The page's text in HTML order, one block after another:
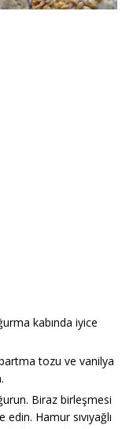
kabında iyice
tozu ve vanilya
Biraz birleşmesi
Hamur sıvıyağlı